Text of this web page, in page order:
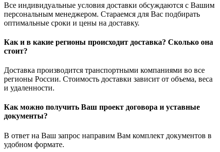
Все индивидуальные условия доставки обсуждаются с Вашим
персональным менеджером. Стараемся для Вас подбирать
оптимальные сроки и цены на доставку.
Как и в какие регионы происходит доставка? Сколько она
стоит?
Доставка производится транспортными компаниями во все
регионы России. Стоимость доставки зависит от объема, веса
и удаленности.
Как можно получить Ваш проект договора и уставные
документы?
В ответ на Ваш запрос направим Вам комплект документов в
удобном формате.